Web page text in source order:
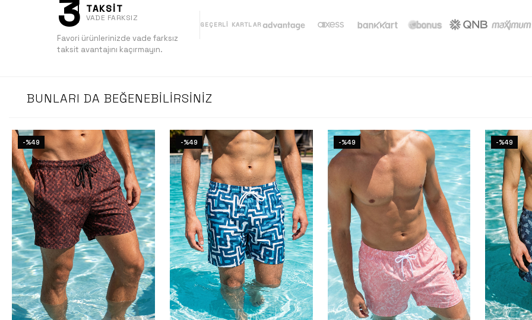
3 TAKSİT
VADE FARKSIZ
Favori ürünlerinizde vade farksız
taksit avantajını kaçırmayın.
GEÇERLI KARTLAR
BUNLARI DA BEĞENEBILIRSINIZ
-%49 -%49 -%49 -%49